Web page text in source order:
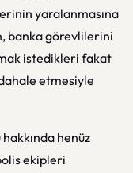
yaralanmasına
banka görevlilerini
istedikleri fakat
etmesiyle
henüz
ekipleri